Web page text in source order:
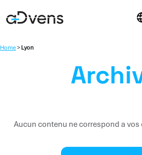
Inhalt
Home> Lyon
Aucun contenu ne correspond a vos